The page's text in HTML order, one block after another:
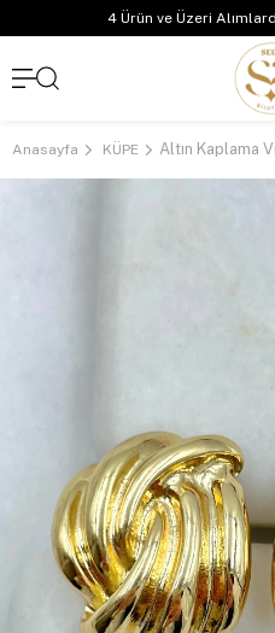
4 Ürün ve Üzeri
Anasayfa KÜPE Altın Kaplama